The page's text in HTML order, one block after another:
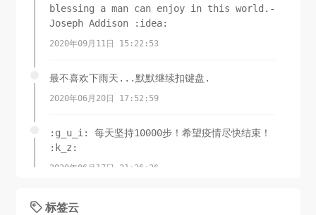
blessing a man can enjoy in this world.-
Joseph Addison :idea:
2020年09月11日 15:22:53
最不喜欢下雨天...默默继续扣键盘.
2020年06月20日 17:52:59
:g_u_i: 每天坚持10000步！希望疫情尽快结束！
:k_z:
2020年06月17日 21:36:26
锲而舍之，朽木不折;锲而不舍，金石可镂.-荀子
 标签云